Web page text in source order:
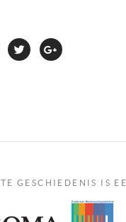
GESCHIEDENIS IS